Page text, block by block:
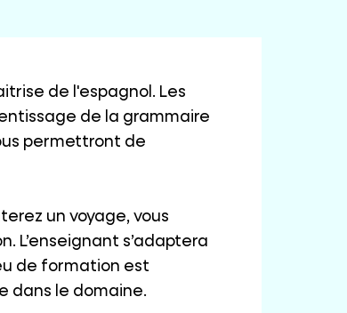
de l'espagnol. Les
de la grammaire
permettront de
un voyage, vous
L’enseignant s’adaptera
de formation est
dans le domaine.